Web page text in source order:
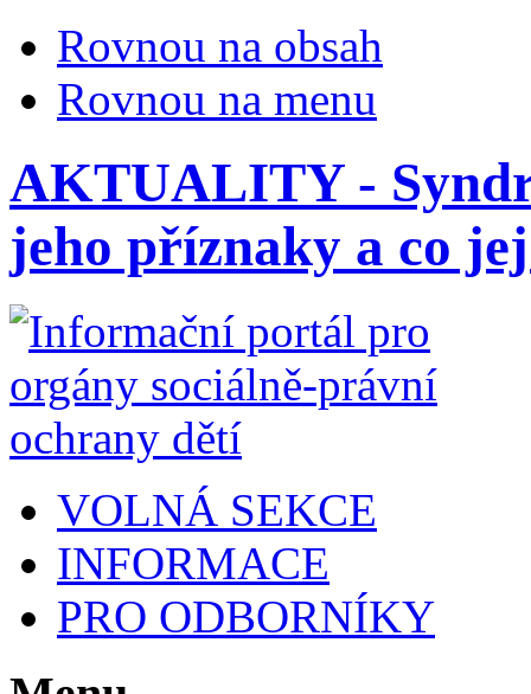
Rovnou na obsah
Rovnou na menu
AKTUALITY -
jeho příznaky a co
VOLNÁ SEKCE
INFORMACE
PRO ODBORNÍKY